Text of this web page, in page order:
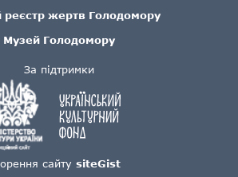
За підтримки
сайту siteGist
реєстр жертв Голодомору
Музей Голодомору